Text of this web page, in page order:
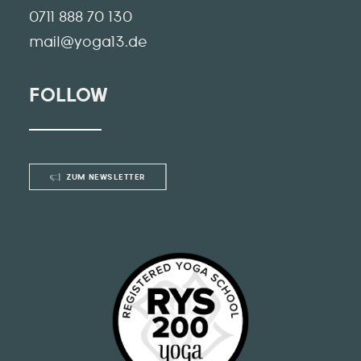
0711 888 70 130
mail@yoga13.de
FOLLOW
ZUM NEWSLETTER